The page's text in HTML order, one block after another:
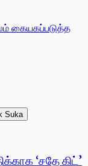
Suka
‘சதே கிட்’